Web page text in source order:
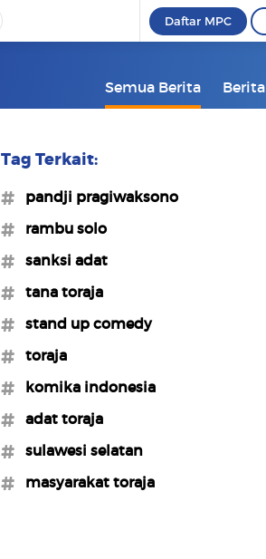
Daftar MPC
Semua Berita Berita
Tag Terkait:
#pandji pragiwaksono
#rambu solo
#sanksi adat
#tana toraja
#stand up comedy
#toraja
#komika indonesia
#adat toraja
#sulawesi selatan
#masyarakat toraja